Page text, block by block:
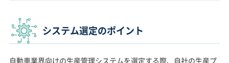
システム選定のポイント
自動車業界向けの生産管理システムを選定する際、自社の生産プ